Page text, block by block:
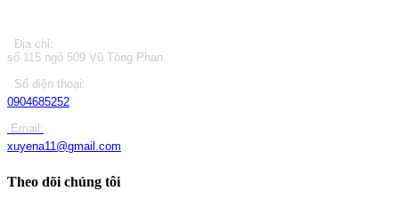
Địa chỉ:
số 115 ngõ 509 Vũ Tông Phan
Số điện thoại:
0904685252
Email:
xuyena11@gmail.com
Theo dõi chúng tôi